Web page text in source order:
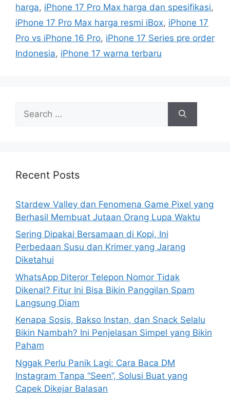
s
harga, iPhone 17 Pro Max harga dan spesifikasi,
iPhone 17 Pro Max harga resmi iBox, iPhone 17
Pro vs iPhone 16 Pro, iPhone 17 Series pre order
Indonesia, iPhone 17 warna terbaru
h
r
:
Recent Posts
Stardew Valley dan Fenomena Game Pixel yang
Berhasil Membuat Jutaan Orang Lupa Waktu
Sering Dipakai Bersamaan di Kopi, Ini
Perbedaan Susu dan Krimer yang Jarang
Diketahui
WhatsApp Diteror Telepon Nomor Tidak
Dikenal? Fitur Ini Bisa Bikin Panggilan Spam
Langsung Diam
Kenapa Sosis, Bakso Instan, dan Snack Selalu
Bikin Nambah? Ini Penjelasan Simpel yang Bikin
Paham
Nggak Perlu Panik Lagi: Cara Baca DM
Instagram Tanpa “Seen”, Solusi Buat yang
Capek Dikejar Balasan